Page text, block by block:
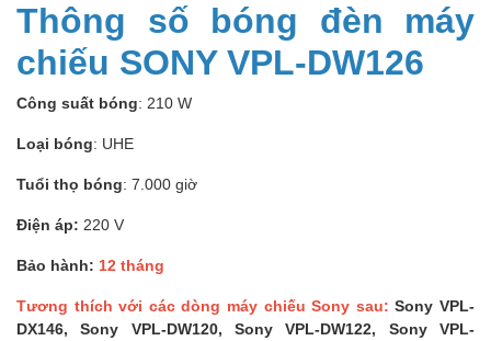
Thông số bóng đèn máy
chiếu SONY VPL-DW126
Công suất bóng: 210 W
Loại bóng: UHE
Tuổi thọ bóng: 7.000 giờ
Điện áp: 220 V
Bảo hành: 12 tháng
Tương thích với các dòng máy chiếu Sony sau: Sony VPL-
DX146, Sony VPL-DW120, Sony VPL-DW122, Sony VPL-